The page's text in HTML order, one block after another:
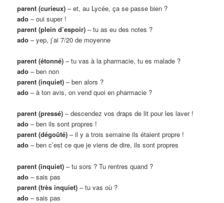
parent (curieux) – et, au Lycée, ça se passe bien ?
ado – oui super !
parent (plein d’espoir) – tu as eu des notes ?
ado – yep, j’ai 7/20 de moyenne
parent (étonné) – tu vas à la pharmacie, tu es malade ?
ado – ben non
parent (inquiet) – ben alors ?
ado – à ton avis, on vend quoi en pharmacie ?
parent (pressé) – descendez vos draps de lit pour les laver !
ado – ben ils sont propres !
parent (dégoûté) – il y a trois semaine ils étaient propre !
ado – ben c’est ce que je viens de dire, ils sont propres
parent (inquiet) – tu sors ? Tu rentres quand ?
ado – sais pas
parent (très inquiet) – tu vas où ?
ado – sais pas